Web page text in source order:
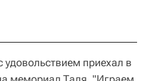
удовольствием приехал в